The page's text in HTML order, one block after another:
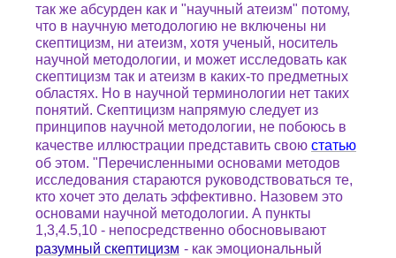
так же абсурден как и "научный атеизм" потому,
что в научную методологию не включены ни
скептицизм, ни атеизм, хотя ученый, носитель
научной методологии, и может исследовать как
скептицизм так и атеизм в каких-то предметных
областях. Но в научной терминологии нет таких
понятий. Скептицизм напрямую следует из
принципов научной методологии, не побоюсь в
качестве иллюстрации представить свою статью
об этом. "Перечисленными основами методов
исследования стараются руководствоваться те,
кто хочет это делать эффективно. Назовем это
основами научной методологии. А пункты
1,3,4.5,10 - непосредственно обосновывают
разумный скептицизм - как эмоциональный